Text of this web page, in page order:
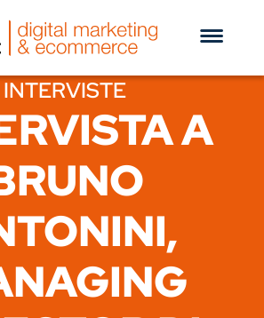
INTERVISTE
A